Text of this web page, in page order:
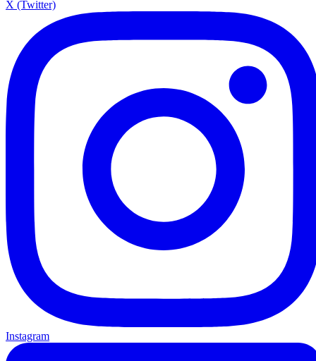
X (Twitter)
Instagram